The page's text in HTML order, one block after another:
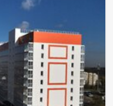
создать интерьер по
можно оборудовать по
находятся все
школы, детские
местоположение
удобство и доступность
виды расчёта. Возможно
сертификата.
Помощь в оформлении
время по договорённости.